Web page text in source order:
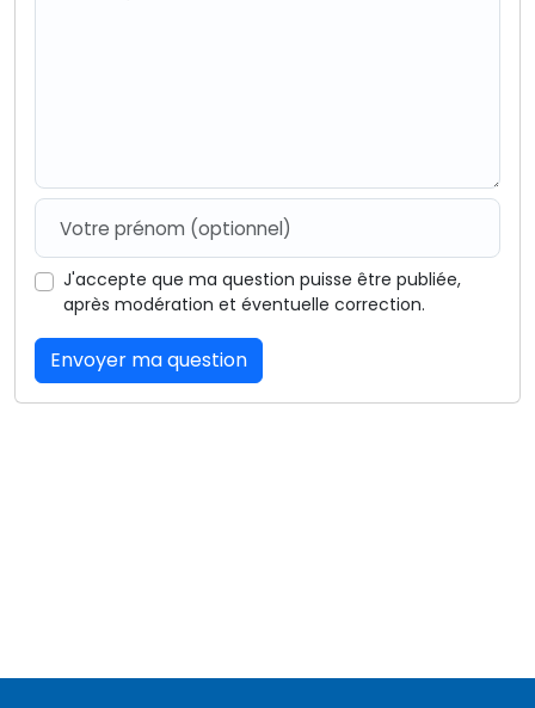
J'accepte que ma question puisse être publiée,
après modération et éventuelle correction.
Envoyer ma question